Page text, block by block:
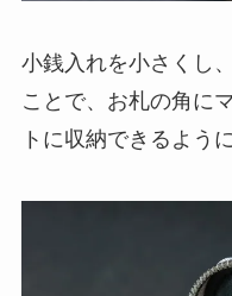
小銭入れを小さくし
ことで、お札の角に
トに収納できるよう